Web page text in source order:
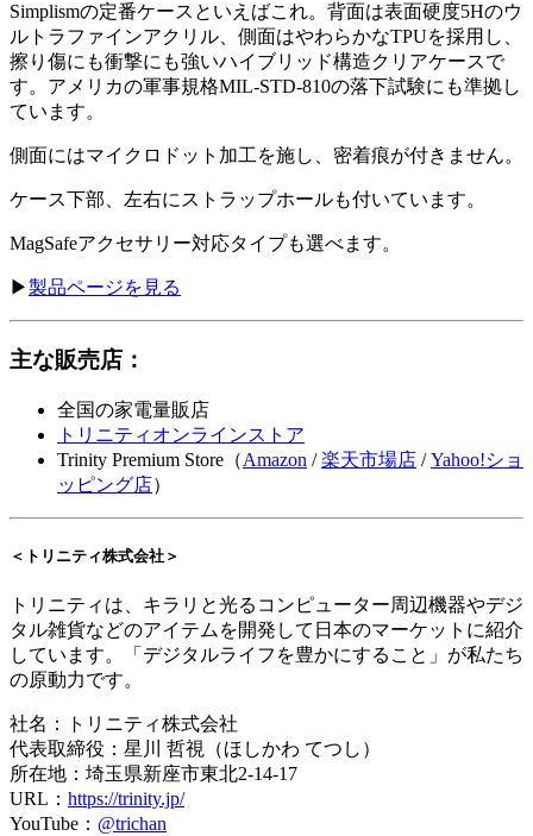
Simplismの定番ケースといえばこれ。背面は表面硬度5Hのウ
ルトラファインアクリル、側面はやわらかなTPUを採用し、
擦り傷にも衝撃にも強いハイブリッド構造クリアケースで
す。アメリカの軍事規格MIL-STD-810の落下試験にも準拠し
ています。
側面にはマイクロドット加工を施し、密着痕が付きません。
ケース下部、左右にストラップホールも付いています。
MagSafeアクセサリー対応タイプも選べます。
▶︎製品ページを見る
主な販売店：
全国の家電量販店
トリニティオンラインストア
Trinity Premium Store（Amazon /楽天市場店 /Yahoo!ショ
ッピング店）
＜トリニティ株式会社＞
トリニティは、キラリと光るコンピューター周辺機器やデジ
タル雑貨などのアイテムを開発して日本のマーケットに紹介
しています。「デジタルライフを豊かにすること」が私たち
の原動力です。
社名：トリニティ株式会社
代表取締役：星川 哲視（ほしかわ てつし）
所在地：埼玉県新座市東北2-14-17
URL： https://trinity.jp/
YouTube： @trichan